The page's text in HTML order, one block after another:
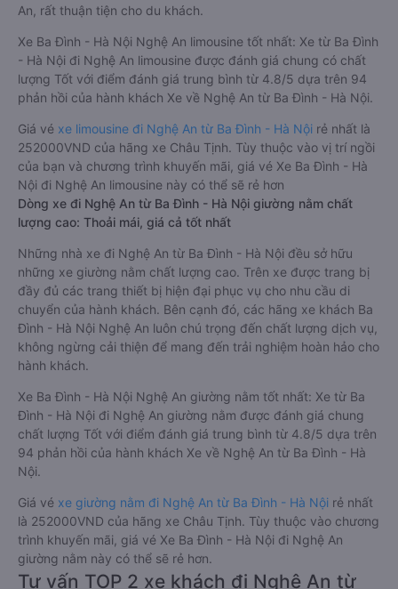
An, rất thuận tiện cho du khách.
Xe Ba Đình - Hà Nội Nghệ An limousine tốt nhất: Xe từ Ba Đình
- Hà Nội đi Nghệ An limousine được đánh giá chung có chất
lượng Tốt với điểm đánh giá trung bình từ 4.8/5 dựa trên 94
phản hồi của hành khách Xe về Nghệ An từ Ba Đình - Hà Nội.
Giá vé xe limousine đi Nghệ An từ Ba Đình - Hà Nội rẻ nhất là
252000VND của hãng xe Châu Tịnh. Tùy thuộc vào vị trí ngồi
của bạn và chương trình khuyến mãi, giá vé Xe Ba Đình - Hà
Nội đi Nghệ An limousine này có thể sẽ rẻ hơn
Dòng xe đi Nghệ An từ Ba Đình - Hà Nội giường nằm chất
lượng cao: Thoải mái, giá cả tốt nhất
Những nhà xe đi Nghệ An từ Ba Đình - Hà Nội đều sở hữu
những xe giường nằm chất lượng cao. Trên xe được trang bị
đầy đủ các trang thiết bị hiện đại phục vụ cho nhu cầu di
chuyển của hành khách. Bên cạnh đó, các hãng xe khách Ba
Đình - Hà Nội Nghệ An luôn chú trọng đến chất lượng dịch vụ,
không ngừng cải thiện để mang đến trải nghiệm hoàn hảo cho
hành khách.
Xe Ba Đình - Hà Nội Nghệ An giường nằm tốt nhất: Xe từ Ba
Đình - Hà Nội đi Nghệ An giường nằm được đánh giá chung
chất lượng Tốt với điểm đánh giá trung bình từ 4.8/5 dựa trên
94 phản hồi của hành khách Xe về Nghệ An từ Ba Đình - Hà
Nội.
Giá vé xe giường nằm đi Nghệ An từ Ba Đình - Hà Nội rẻ nhất
là 252000VND của hãng xe Châu Tịnh. Tùy thuộc vào chương
trình khuyến mãi, giá vé Xe Ba Đình - Hà Nội đi Nghệ An
giường nằm này có thể sẽ rẻ hơn.
Tư vấn TOP 2 xe khách đi Nghệ An từ